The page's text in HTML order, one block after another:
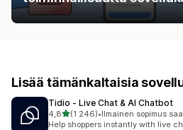
Lisää tämänkaltaisia
Tidio ‑ Live Chat & AI Chatbot
4,8/ 5 tähteä
(1 246)
1246 arvostelua yhteensä
•Ilmainen sopimus
Help shoppers instantly with live